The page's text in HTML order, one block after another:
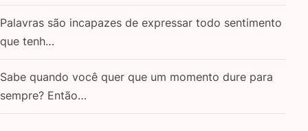
Palavras são incapazes de expressar todo sentimento
que tenh…
Sabe quando você quer que um momento dure para
sempre? Então…